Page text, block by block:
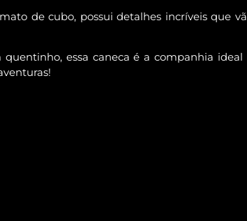
de cubo, possui detalhes incríveis que
essa caneca é a companhia